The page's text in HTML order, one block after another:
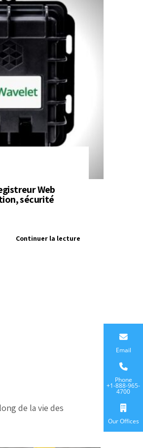
Web
sécurité
Continuer la lecture
de la vie des
Email
Phone
+1-888-965-
4700
Our Offices